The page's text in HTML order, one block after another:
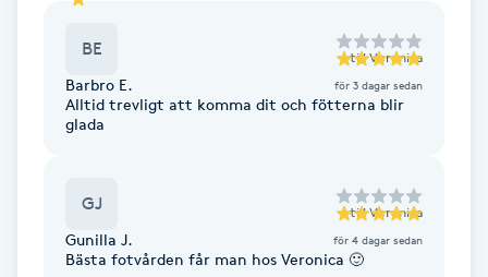
Fransrengöring
Friskvård
Friskvårdsmassage
BE till Veronica
Barbro E. för 3 dagar sedan
Alltid trevligt att komma dit och fötterna blir
glada
GJ till Veronica
Gunilla J. för 4 dagar sedan
Bästa fotvården får man hos Veronica 🙂